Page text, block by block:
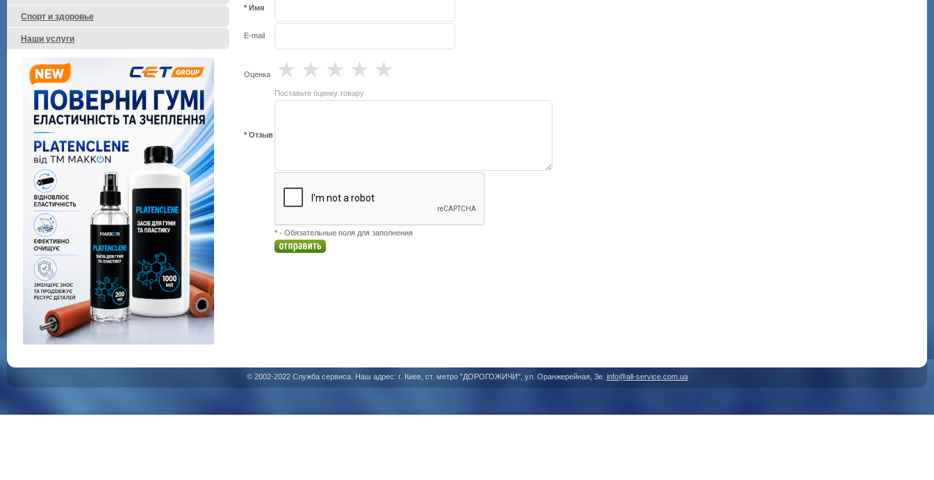
* Имя
E-mail
Оценка ★
★
★
★
★
Поставьте оценку товару
* Отзыв
* - Обязательные поля для заполнения
Спорт и здоровье
Наши услуги
© 2002-2022 Служба сервиса. Наш адрес: г. Киев, ст. метро "ДОРОГОЖИЧИ", ул. Оранжерейная, 3е. info@all-service.com.ua